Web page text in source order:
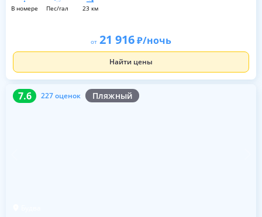
в номере пес/гал 23 км
от 21 916 /ночь
Найти цены
7.6 227 оценок Пляжный
7.6 227 оценок